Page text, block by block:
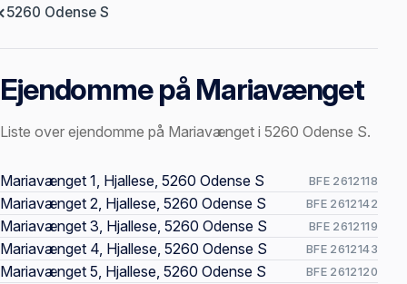
5260 Odense S
Ejendomme på Mariavænget
Liste over ejendomme på Mariavænget i 5260 Odense S.
Offentlige ejendomssider
Mariavænget 1, Hjallese, 5260 Odense S BFE 2612118
Mariavænget 2, Hjallese, 5260 Odense S BFE 2612142
Mariavænget 3, Hjallese, 5260 Odense S BFE 2612119
Mariavænget 4, Hjallese, 5260 Odense S BFE 2612143
Mariavænget 5, Hjallese, 5260 Odense S BFE 2612120